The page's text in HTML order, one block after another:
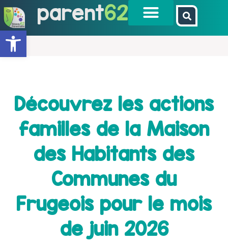
Ouvrir la barre d’outils
parent62
Découvrez les actions
familles de la Maison
des Habitants des
Communes du
Frugeois pour le mois
de juin 2026